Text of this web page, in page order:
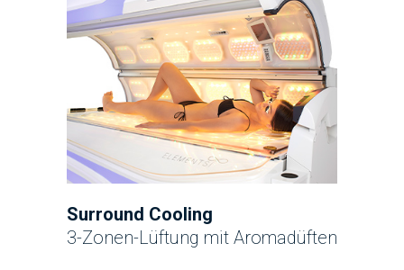
Surround Cooling
3-Zonen-Lüftung mit Aromadüften